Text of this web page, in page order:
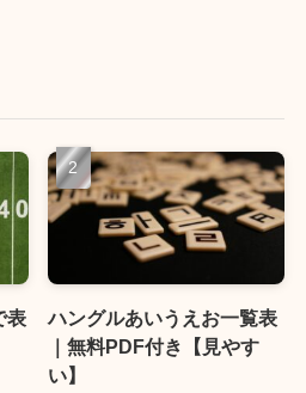
表
ハングルあいうえお一覧表
｜無料PDF付き【見やす
い】